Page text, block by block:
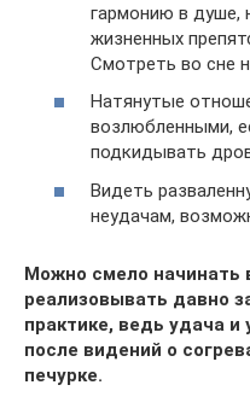
гармонию в душе,
жизненных
Смотреть во сне
Натянутые
возлюбленными,
подкидывать
Видеть
неудачам,
Можно смело начинать
реализовывать давно
практике, ведь удача
после видений о
печурке.